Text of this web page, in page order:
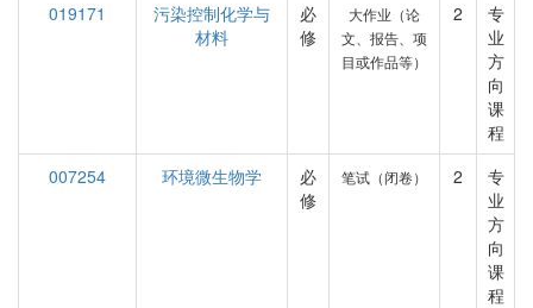
019171
污染控制化学与
材料
必
修
大作业（论
文、报告、项
目或作品等）
2
专
业
方
向
课
程
007254
环境微生物学
必
修
笔试（闭卷） 2
专
业
方
向
课
程